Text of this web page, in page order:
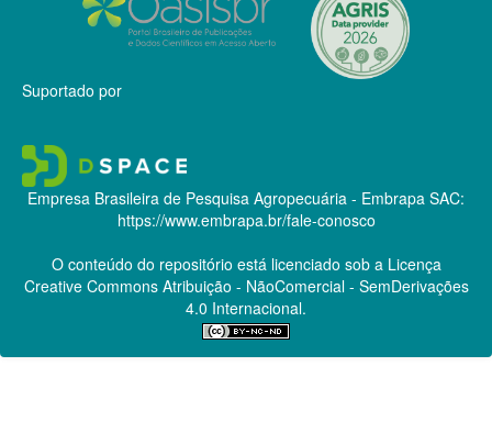
Suportado por
Empresa Brasileira de Pesquisa Agropecuária - Embrapa SAC:
https://www.embrapa.br/fale-conosco
O conteúdo do repositório está licenciado sob a Licença
Creative CommonsAtribuição - NãoComercial - SemDerivações
4.0 Internacional.